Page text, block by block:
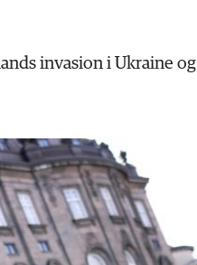
invasion i Ukraine